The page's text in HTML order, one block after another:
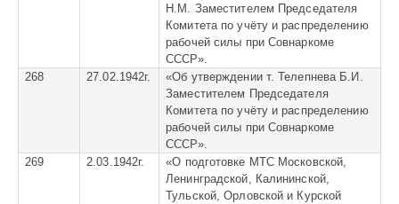
Н.М. Заместителем Председателя
Комитета по учёту и распределению
рабочей силы при Совнаркоме
СССР».
268
27.02.1942г. «Об утверждении т. Телепнева Б.И.
Заместителем Председателя
Комитета по учёту и распределению
рабочей силы при Совнаркоме
СССР».
269
2.03.1942г. «О подготовке МТС Московской,
Ленинградской, Калининской,
Тульской, Орловской и Курской